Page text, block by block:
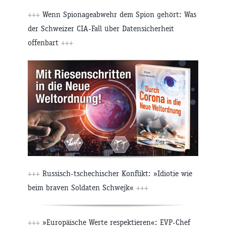
+++ Wenn Spionageabwehr dem Spion gehört: Was
der Schweizer CIA-Fall über Datensicherheit
offenbart +++
+++ Russisch-tschechischer Konflikt: »Idiotie wie
beim braven Soldaten Schwejk« +++
+++ »Europäische Werte respektieren«: EVP-Chef